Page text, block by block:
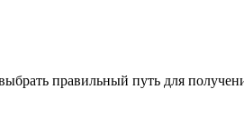
правильный путь для